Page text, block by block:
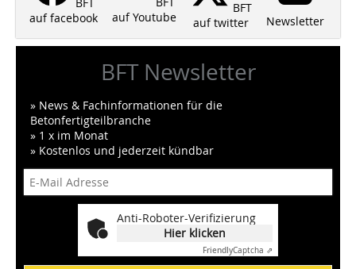
auf facebook
auf Youtube
BFT
auf twitter
Newsletter
BFT Newsletter
» News & Fachinformationen für die
Betonfertigteilbranche
» 1 x im Monat
» Kostenlos und jederzeit kündbar
Anti-Roboter-Verifizierung
Hier klicken
FriendlyCaptcha ⇗